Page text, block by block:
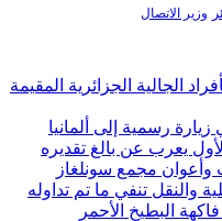
وزير الاتصال
الجالية الجزائرية المقيمة
رسمية إلى ألمانيا
يعرب عن بالغ تقديره
وأعوان مجمع سونلغاز
والنقل تنفي ما تم تداوله
البطيخ الأحمر